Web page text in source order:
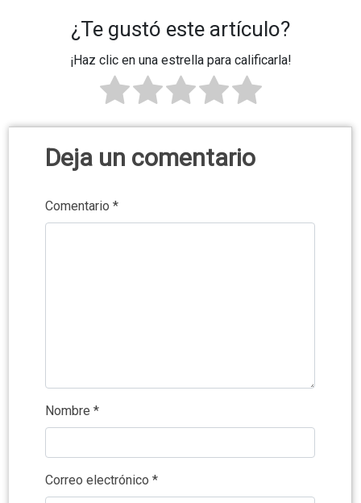
¿Te gustó este artículo?
¡Haz clic en una estrella para calificarla!
Deja un comentario
Comentario *
Nombre *
Correo electrónico *